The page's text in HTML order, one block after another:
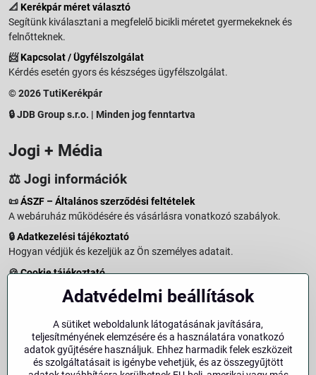
📐 Kerékpár méret választó
Segítünk kiválasztani a megfelelő bicikli méretet gyermekeknek és
felnőtteknek.
📨Kapcsolat / Ügyfélszolgálat
Kérdés esetén gyors és készséges ügyfélszolgálat.
© 2026 TutiKerékpár
🔒 JDB Group s.r.o. | Minden jog fenntartva
Jogi + Média
⚖️ Jogi információk
📜ÁSZF – Általános szerződési feltételek
A webáruház működésére és vásárlásra vonatkozó szabályok.
🔒Adatkezelési tájékoztató
Hogyan védjük és kezeljük az Ön személyes adatait.
🍪Cookie tájékoztató
A weboldalon használt sütikről és adatkezelésről.
Vásárlástól való elállás menete és feltételei.
Elállás a szerződéstől
Impresszum
Adatvédelmi beállítások
A sütiket weboldalunk látogatásának javítására,
teljesítményének elemzésére és a használatára vonatkozó
adatok gyűjtésére használjuk. Ehhez harmadik felek eszközeit
és szolgáltatásait is igénybe vehetjük, és az összegyűjtött